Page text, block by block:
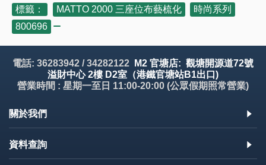
標籤： MATTO 2000 三座位布藝梳化 時尚系列
800696
電話: 36283942 / 34282122
M2 官塘店: 觀塘開源道72號
溢財中心 2樓 D2室（港鐵官塘站B1出口)
營業時間 : 星期一至日 11:00-20:00 (公眾假期照常營業)
關於我們
資料查詢